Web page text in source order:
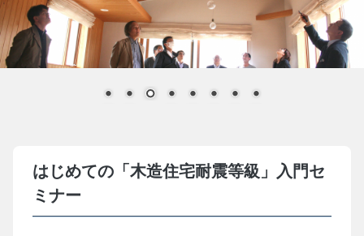
はじめての「木造住宅耐震等級」入門セ
ミナー